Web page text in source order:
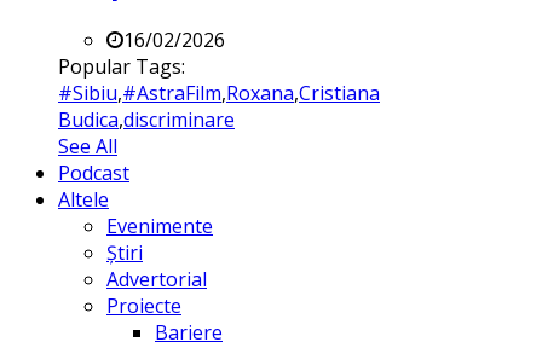
16/02/2026
Popular Tags:
#Sibiu,#AstraFilm,Roxana,Cristiana
Budica,discriminare
See All
Podcast
Altele
Evenimente
Știri
Advertorial
Proiecte
Bariere